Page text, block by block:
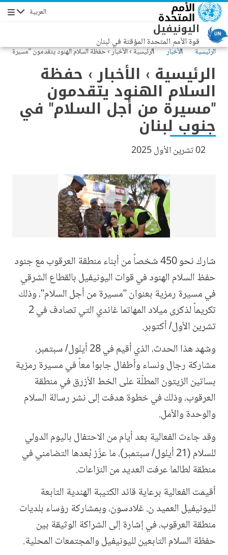
تجاوز إلى المحتوى الرئيسي العربية التنقل
اليونيفيل
قوة الأمم المتحدة المؤقتة في لبنان
الرئيسية الأخبار
الرئيسية › الأخبار › حفظة السلام الهنود يتقدمون "مسيرة
من أجل السلام" في جنوب لبنان
الرئيسية › الأخبار › حفظة
السلام الهنود يتقدمون
"مسيرة من أجل السلام" في
جنوب لبنان
02 تشرين الأول 2025
شارك نحو 450 شخصاً من أبناء منطقة العرقوب مع جنود
حفظ السلام الهنود في قوات اليونيفيل بالقطاع الشرقي
في مسيرة رمزية بعنوان "مسيرة من أجل السلام"، وذلك
تكريماً لذكرى ميلاد المهاتما غاندي التي تصادف في 2
تشرين الأول/ أكتوبر.
وشهد هذا الحدث، الذي أقيم في 28 أيلول/ سبتمبر،
مشاركة رجال ونساء وأطفال جابوا معاً في مسيرة رمزية
بساتين الزيتون المطلّة على الخط الأزرق في منطقة
العرقوب، وذلك في خطوة هدفت إلى نشر رسالة السلام
والوحدة والأمل.
وقد جاءت الفعالية بعد أيام من الاحتفال باليوم الدولي
للسلام (21 أيلول/ سبتمبر)، ما عزّز بُعدها التضامني في
منطقة لطالما عرفت العديد من النزاعات.
أقيمت الفعالية برعاية قائد الكتيبة الهندية التابعة
لليونيفيل العميد ن. غلادسون، وبمشاركة رؤساء بلديات
منطقة العرقوب، في إشارة إلى الشراكة الوثيقة بين
حفظة السلام التابعين لليونيفيل والمجتمعات المحلية.